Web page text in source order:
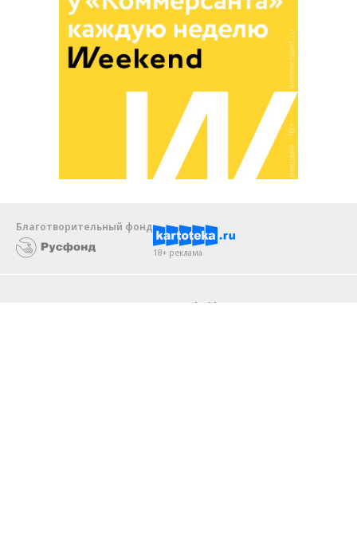
Благотворительный фонд
18+ реклама
Android